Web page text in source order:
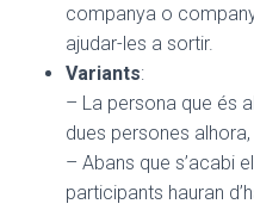
companya o
ajudar-les a sortir.
Variants:
– La persona que és
dues persones
– Abans que s’acabi
participants hauran